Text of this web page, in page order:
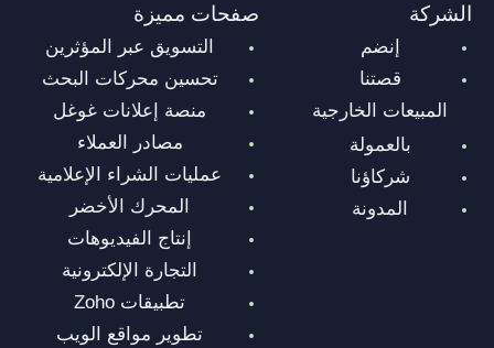
الشركة
إنضم
قصتنا
المبيعات الخارجية
بالعمولة
شركاؤنا
المدونة
صفحات مميزة
التسويق عبر المؤثرين
تحسين محركات البحث
منصة إعلانات غوغل
مصادر العملاء
عمليات الشراء الإعلامية
المحرك الأخضر
إنتاج الفيديوهات
التجارة الإلكترونية
تطبيقات Zoho
تطوير مواقع الويب